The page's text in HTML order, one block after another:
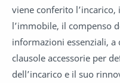
viene conferito
l’immobile, il compenso
informazioni essenziali,
clausole accessorie per
dell’incarico e il suo